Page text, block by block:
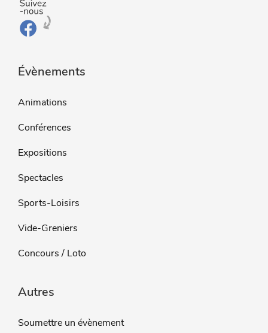
Évènements
Animations
Conférences
Expositions
Spectacles
Sports-Loisirs
Vide-Greniers
Concours / Loto
Autres
Soumettre un évènement